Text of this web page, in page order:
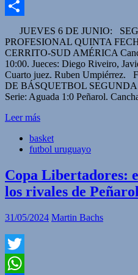
Facebook
Compartir
JUEVES 6 DE JUNIO:
PROFESIONAL QUINTA
CERRITO-SUD AMÉRICA
10:00. Jueces: Diego Riveiro,
Cuarto juez. Ruben
DE BÁSQUETBOL
Serie: Aguada 1:0 Peñarol.
Leer más
basket
futbol uruguayo
Copa Libertadores:
los rivales de
31/05/2024 Martin Bachs
Twitter